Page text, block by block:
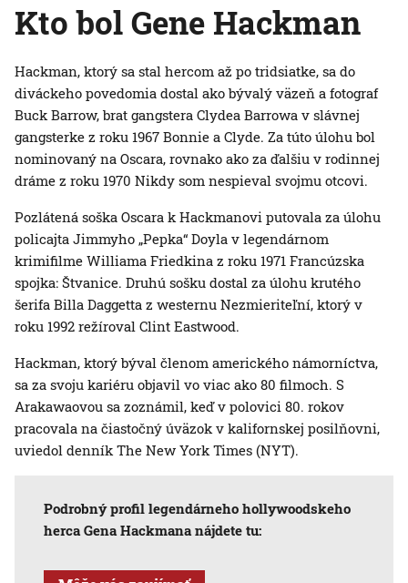
Kto bol Gene Hackman
Hackman, ktorý sa stal hercom až po tridsiatke, sa do
diváckeho povedomia dostal ako bývalý väzeň a fotograf
Buck Barrow, brat gangstera Clydea Barrowa v slávnej
gangsterke z roku 1967 Bonnie a Clyde. Za túto úlohu bol
nominovaný na Oscara, rovnako ako za ďalšiu v rodinnej
dráme z roku 1970 Nikdy som nespieval svojmu otcovi.
Pozlátená soška Oscara k Hackmanovi putovala za úlohu
policajta Jimmyho „Pepka“ Doyla v legendárnom
krimifilme Williama Friedkina z roku 1971 Francúzska
spojka: Štvanice. Druhú sošku dostal za úlohu krutého
šerifa Billa Daggetta z westernu Nezmieriteľní, ktorý v
roku 1992 režíroval Clint Eastwood.
Hackman, ktorý býval členom amerického námorníctva,
sa za svoju kariéru objavil vo viac ako 80 filmoch. S
Arakawaovou sa zoznámil, keď v polovici 80. rokov
pracovala na čiastočný úväzok v kalifornskej posilňovni,
uviedol denník The New York Times (NYT).
Podrobný profil legendárneho hollywoodskeho
herca Gena Hackmana nájdete tu: